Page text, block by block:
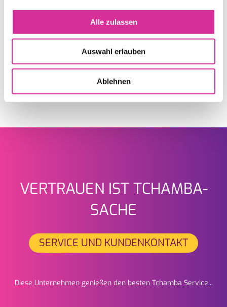
Alle zulassen
Auswahl erlauben
Ablehnen
Seitenfuss
VERTRAUEN IST TCHAMBA-
SACHE
SERVICE UND KUNDENKONTAKT
Diese Unternehmen genießen den besten Tchamba Service...